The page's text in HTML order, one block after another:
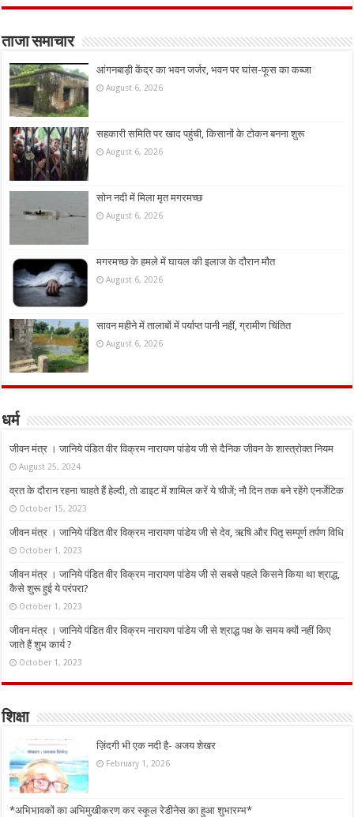
ताजा समाचार
आंगनबाड़ी केंद्र का भवन जर्जर, भवन पर घांस-फूस का कब्जा
August 6, 2026
सहकारी समिति पर खाद पहुंची, किसानों के टोकन बनना शुरू
August 6, 2026
सोन नदी में मिला मृत मगरमच्छ
August 6, 2026
मगरमच्छ के हमले में घायल की इलाज के दौरान मौत
August 6, 2026
सावन महीने में तालाबों में पर्याप्त पानी नहीं, ग्रामीण चिंतित
August 6, 2026
धर्म
जीवन मंत्र । जानिये पंडित वीर विक्रम नारायण पांडेय जी से दैनिक जीवन के शास्त्रोक्त नियम
August 25, 2024
व्रत के दौरान रहना चाहते हैं हेल्दी, तो डाइट में शामिल करें ये चीजें; नौ दिन तक बने रहेंगे एनर्जेटिक
October 15, 2023
जीवन मंत्र । जानिये पंडित वीर विक्रम नारायण पांडेय जी से देव, ऋषि और पितृ सम्पूर्ण तर्पण विधि
October 1, 2023
जीवन मंत्र । जानिये पंडित वीर विक्रम नारायण पांडेय जी से सबसे पहले किसने किया था श्राद्ध,
कैसे शुरू हुई ये परंपरा?
October 1, 2023
जीवन मंत्र । जानिये पंडित वीर विक्रम नारायण पांडेय जी से श्राद्ध पक्ष के समय क्यों नहीं किए
जाते हैं शुभ कार्य ?
October 1, 2023
शिक्षा
ज़िंदगी भी एक नदी है- अजय शेखर
February 1, 2026
*अभिभावकों का अभिमुखीकरण कर स्कूल रेडीनेस का हुआ शुभारम्भ*